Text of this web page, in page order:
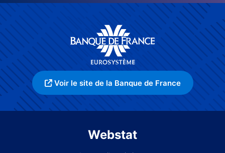
Voir le site de la Banque de France
Webstat